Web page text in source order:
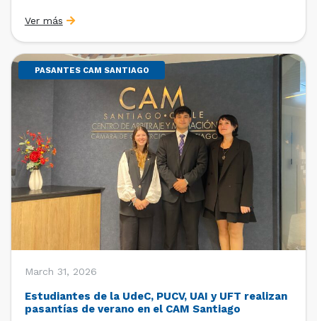
Universidad Católica de Chile y Magíster en Economía
de la Universidad de Chicago) y María Luisa Petitpas
[…]
Ver más
PASANTES CAM SANTIAGO
March 31, 2026
Estudiantes de la UdeC, PUCV, UAI y UFT realizan
pasantías de verano en el CAM Santiago